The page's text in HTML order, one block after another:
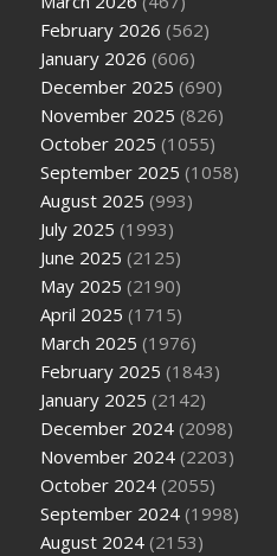
February 2026 (562)
January 2026 (606)
December 2025 (690)
November 2025 (826)
October 2025 (1055)
September 2025 (1058)
August 2025 (993)
July 2025 (1993)
June 2025 (2125)
May 2025 (2190)
April 2025 (1715)
March 2025 (1976)
February 2025 (1843)
January 2025 (2142)
December 2024 (2098)
November 2024 (2203)
October 2024 (2055)
September 2024 (1998)
August 2024 (2153)